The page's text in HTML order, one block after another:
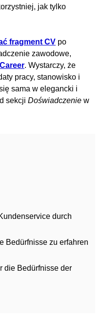
jak tylko
fragment CV po
zawodowe,
. Wystarczy, że
pracy, stanowisko i
sama w elegancki i
sekcji Doświadczenie w
durch
Bedürfnisse zu erfahren
die Bedürfnisse der